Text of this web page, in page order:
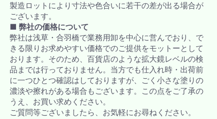
製造ロットにより寸法や色合いに若干の差が出る場合が
ございます。
■ 弊社の価格について
弊社は浅草・合羽橋で業務用卸を中心に営んでおり、で
きる限りお求めやすい価格でのご提供をモットーとして
おります。そのため、百貨店のような拡大鏡レベルの検
品までは行っておりません。当方でも仕入れ時・出荷前
に一つひとつ確認はしておりますが、ごく小さな塗りの
濃淡や擦れがある場合もございます。この点をご了承の
うえ、お買い求めください。
ご質問等ございましたら、お気軽にお尋ねください。